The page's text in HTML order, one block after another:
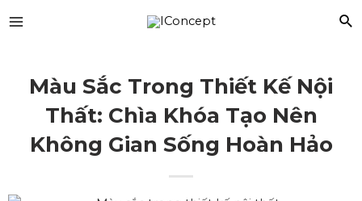
Màu Sắc Trong Thiết Kế Nội
Thất: Chìa Khóa Tạo Nên
Không Gian Sống Hoàn Hảo